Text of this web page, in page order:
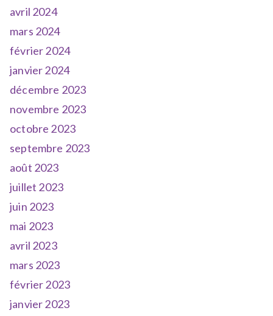
avril 2024
mars 2024
février 2024
janvier 2024
décembre 2023
novembre 2023
octobre 2023
septembre 2023
août 2023
juillet 2023
juin 2023
mai 2023
avril 2023
mars 2023
février 2023
janvier 2023